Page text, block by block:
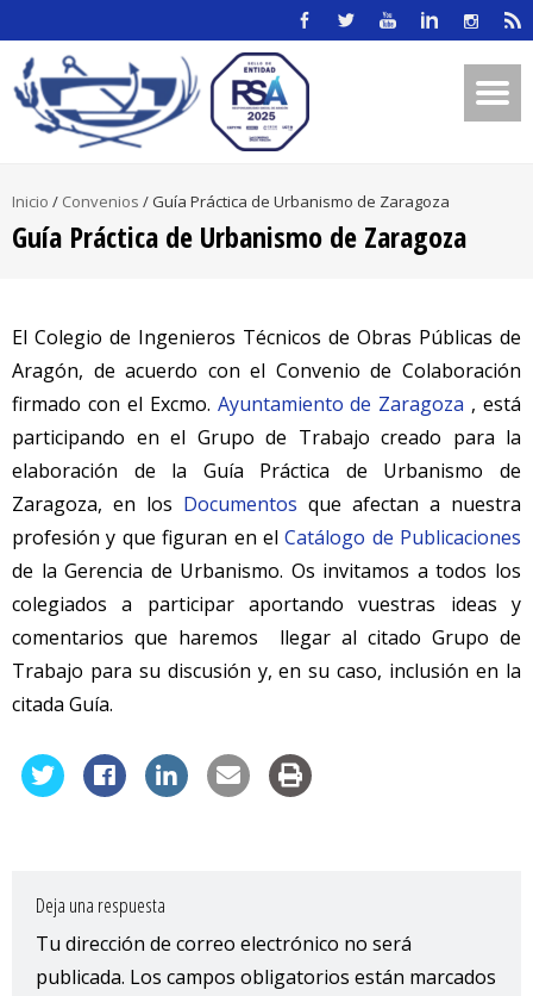
Inicio / Convenios / Guía Práctica de Urbanismo de Zaragoza
Guía Práctica de Urbanismo de Zaragoza
El Colegio de Ingenieros Técnicos de Obras Públicas de
Aragón, de acuerdo con el Convenio de Colaboración
firmado con el Excmo. Ayuntamiento de Zaragoza , está
participando en el Grupo de Trabajo creado para la
elaboración de la Guía Práctica de Urbanismo de
Zaragoza, en los Documentos que afectan a nuestra
profesión y que figuran en elCatálogo de Publicaciones
de la Gerencia de Urbanismo. Os invitamos a todos los
colegiados a participar aportando vuestras ideas y
comentarios que haremos llegar al citado Grupo de
Trabajo para su discusión y, en su caso, inclusión en la
citada Guía.
Deja una respuesta
Tu dirección de correo electrónico no será
publicada. Los campos obligatorios están marcados